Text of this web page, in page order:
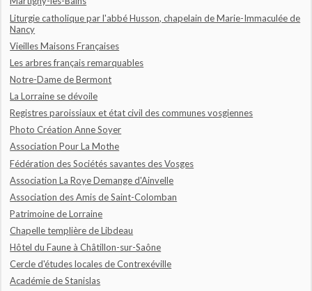
Liturgie catholique par l'abbé Husson, chapelain de Marie-Immaculée de
Nancy
Vieilles Maisons Françaises
Les arbres français remarquables
Notre-Dame de Bermont
La Lorraine se dévoile
Registres paroissiaux et état civil des communes vosgiennes
Photo Création Anne Soyer
Association Pour La Mothe
Fédération des Sociétés savantes des Vosges
Association La Roye Demange d'Ainvelle
Association des Amis de Saint-Colomban
Patrimoine de Lorraine
Chapelle templière de Libdeau
Hôtel du Faune à Châtillon-sur-Saône
Cercle d'études locales de Contrexéville
Académie de Stanislas